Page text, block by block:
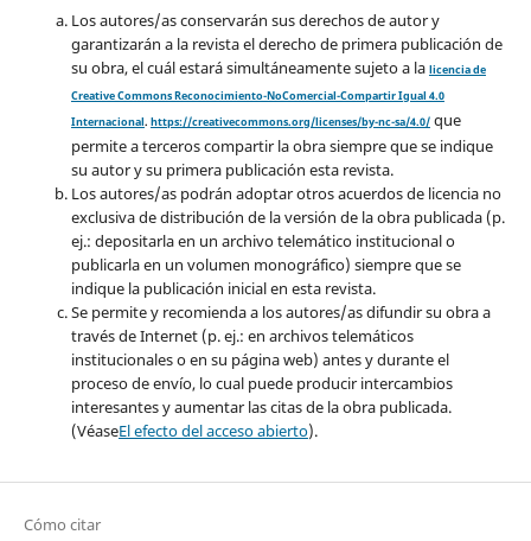
Los autores/as conservarán sus derechos de autor y
garantizarán a la revista el derecho de primera publicación de
su obra, el cuál estará simultáneamente sujeto a la licencia de
Creative Commons Reconocimiento-NoComercial-Compartir Igual 4.0
Internacional. https://creativecommons.org/licenses/by-nc-sa/4.0/que
permite a terceros compartir la obra siempre que se indique
su autor y su primera publicación esta revista.
Los autores/as podrán adoptar otros acuerdos de licencia no
exclusiva de distribución de la versión de la obra publicada (p.
ej.: depositarla en un archivo telemático institucional o
publicarla en un volumen monográfico) siempre que se
indique la publicación inicial en esta revista.
Se permite y recomienda a los autores/as difundir su obra a
través de Internet (p. ej.: en archivos telemáticos
institucionales o en su página web) antes y durante el
proceso de envío, lo cual puede producir intercambios
interesantes y aumentar las citas de la obra publicada.
(VéaseEl efecto del acceso abierto).
Cómo citar